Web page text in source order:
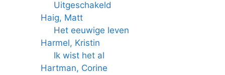
Uitgeschakeld
Haig, Matt
Het eeuwige leven
Harmel, Kristin
Ik wist het al
Hartman, Corine